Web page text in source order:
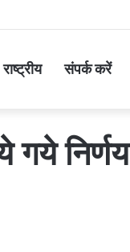
राष्ट्रीय संपर्क करें
गये निर्णय